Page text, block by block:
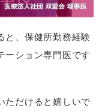
と、保健所勤務経験
ーション専門医です
ただけると嬉しいで